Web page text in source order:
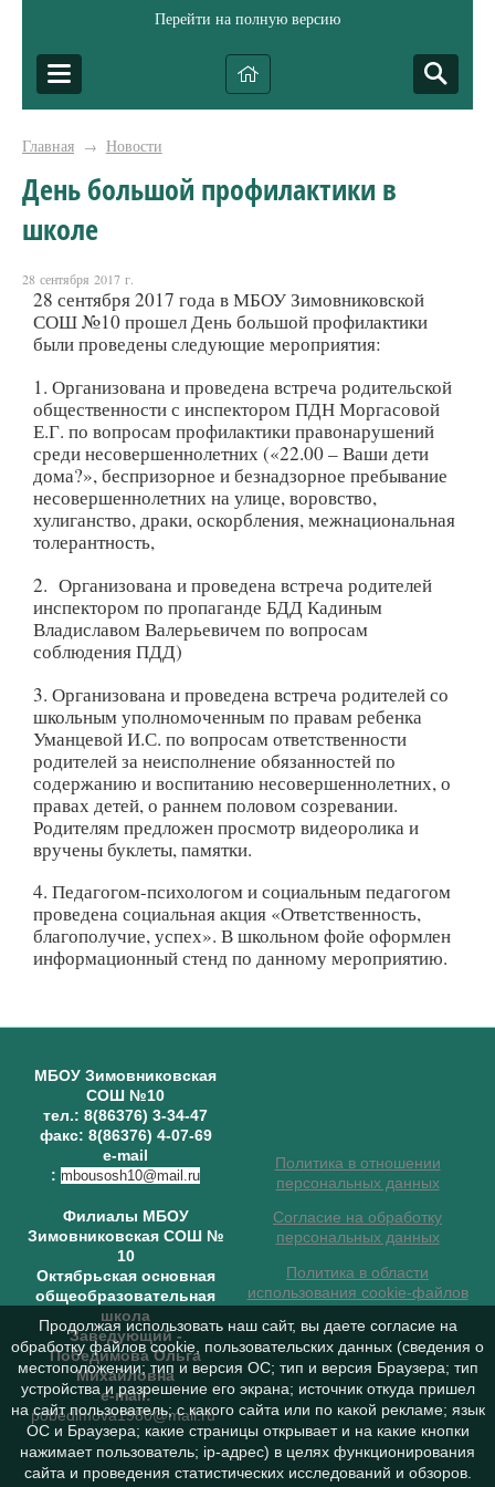
Перейти на полную версию
Главная → Новости
День большой профилактики в
школе
28 сентября 2017 г.
28 сентября 2017 года в МБОУ Зимовниковской
СОШ №10 прошел День большой профилактики
были проведены следующие мероприятия:
1. Организована и проведена встреча родительской
общественности с инспектором ПДН Моргасовой
Е.Г. по вопросам профилактики правонарушений
среди несовершеннолетних («22.00 – Ваши дети
дома?», беспризорное и безнадзорное пребывание
несовершеннолетних на улице, воровство,
хулиганство, драки, оскорбления, межнациональная
толерантность,
2. Организована и проведена встреча родителей
инспектором по пропаганде БДД Кадиным
Владиславом Валерьевичем по вопросам
соблюдения ПДД)
3. Организована и проведена встреча родителей со
школьным уполномоченным по правам ребенка
Уманцевой И.С. по вопросам ответственности
родителей за неисполнение обязанностей по
содержанию и воспитанию несовершеннолетних, о
правах детей, о раннем половом созревании.
Родителям предложен просмотр видеоролика и
вручены буклеты, памятки.
4. Педагогом-психологом и социальным педагогом
проведена социальная акция «Ответственность,
благополучие, успех». В школьном фойе оформлен
информационный стенд по данному мероприятию.
МБОУ Зимовниковская
СОШ №10
тел.: 8(86376) 3-34-47
факс: 8(86376) 4-07-69
e-mail
: mbousosh10@mail.ru
Филиалы МБОУ
Зимовниковская СОШ №
10
Октябрьская основная
общеобразовательная
школа
Заведующий-
Победимова Ольга
Михайловна
e-mail:
pobedimova1980@mail.ru
Политика в отношении
персональных данных
Согласие на обработку
персональных данных
Политика в области
использования cookie-файлов
Продолжая использовать наш сайт, вы даете согласие на
обработку файлов cookie, пользовательских данных (сведения о
местоположении; тип и версия ОС; тип и версия Браузера; тип
устройства и разрешение его экрана; источник откуда пришел
на сайт пользователь; с какого сайта или по какой рекламе; язык
ОС и Браузера; какие страницы открывает и на какие кнопки
нажимает пользователь; ip-адрес) в целях функционирования
сайта и проведения статистических исследований и обзоров.